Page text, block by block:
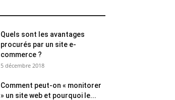
Quels sont les avantages
procurés par un site e-
commerce ?
5 décembre 2018
Comment peut-on « monitorer
» un site web et pourquoi le...